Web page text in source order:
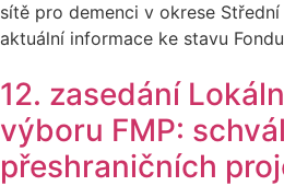
sítě pro demenci v okrese
aktuální informace ke stavu
12. zasedání
výboru FMP:
přeshraničních